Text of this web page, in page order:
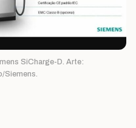
SiCharge-D. Arte:
Siemens.